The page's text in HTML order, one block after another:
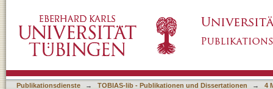
Publikationsdienste → TOBIAS-lib - Publikationen und Dissertationen → 4